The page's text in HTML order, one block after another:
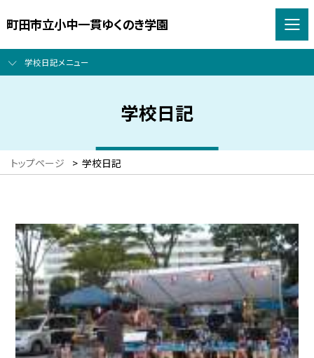
町田市立小中一貫ゆくのき学園
学校日記メニュー
学校日記
トップページ > 学校日記